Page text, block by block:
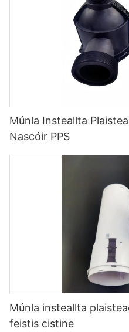
Múnla Insteallta
Nascóir PPS
Múnla insteallta
feistis cistine